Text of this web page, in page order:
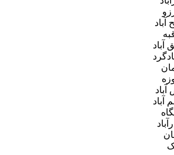
آباد
آباد
آباد